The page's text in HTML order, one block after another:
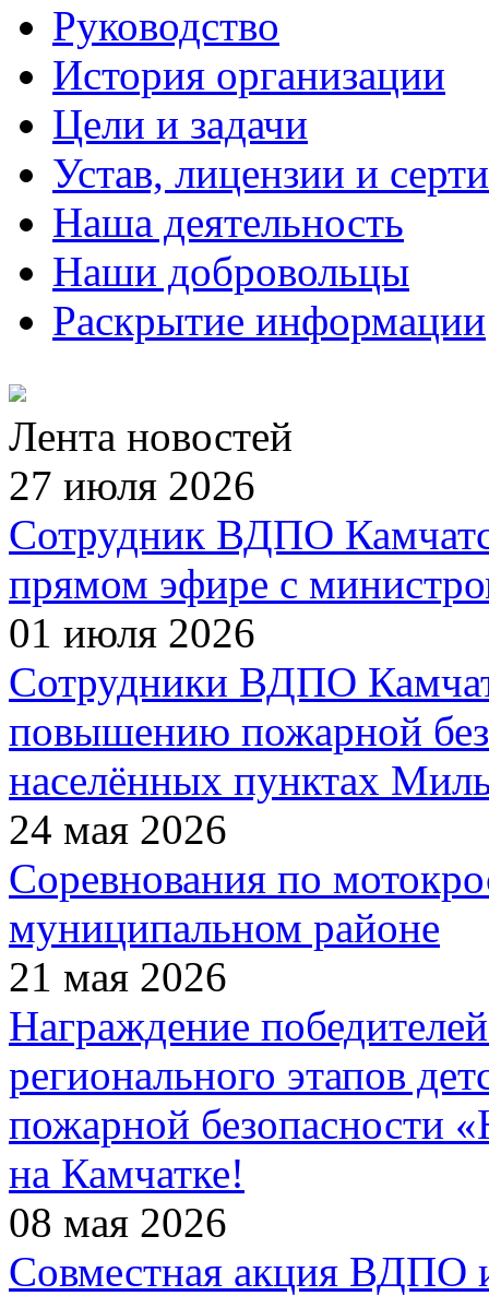
Руководство
История организации
Цели и задачи
Устав, лицензии и
Наша деятельность
Наши добровольцы
Раскрытие информации
Лента новостей
27 июля 2026
Сотрудник ВДПО
прямом эфире с
01 июля 2026
Сотрудники ВДПО
повышению пожарной
населённых пунктах
24 мая 2026
Соревнования по
муниципальном районе
21 мая 2026
Награждение
регионального этапов
пожарной безопасности
на Камчатке!
08 мая 2026
Совместная акция